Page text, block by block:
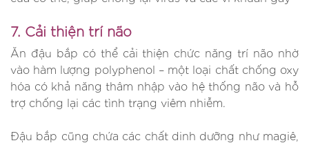
7. Cải thiện trí não
Ăn đậu bắp có thể cải thiện chức năng trí não nhờ
vào hàm lượng polyphenol – một loại chất chống oxy
hóa có khả năng thâm nhập vào hệ thống não và hỗ
trợ chống lại các tình trạng viêm nhiễm.
Đậu bắp cũng chứa các chất dinh dưỡng như magiê,